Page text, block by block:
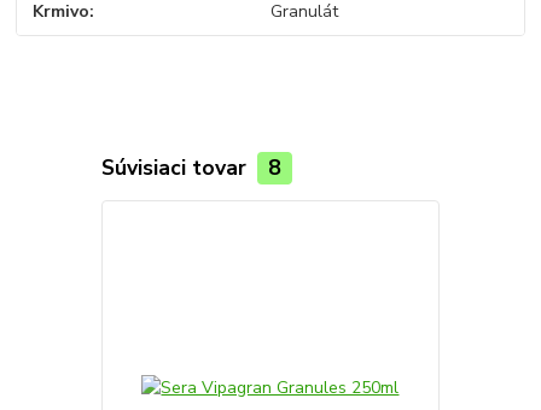
Krmivo Granulát
Súvisiaci tovar 8